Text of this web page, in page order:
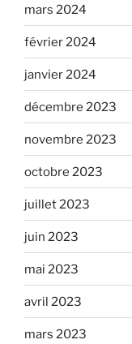
mars 2024
février 2024
janvier 2024
décembre 2023
novembre 2023
octobre 2023
juillet 2023
juin 2023
mai 2023
avril 2023
mars 2023